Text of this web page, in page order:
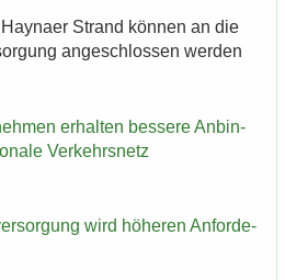
Strand kön­nen an die
an­ge­schlos­sen wer­den
er­hal­ten bes­se­re An­bin­
Ver­kehrs­netz
wird hö­he­ren An­for­de­